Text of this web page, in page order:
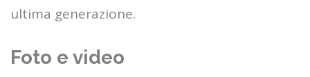
ultima generazione.
Foto e video